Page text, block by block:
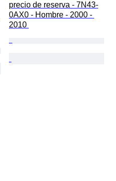
precio de reserva - 7N43-
0AX0 - Hombre - 2000 -
2010